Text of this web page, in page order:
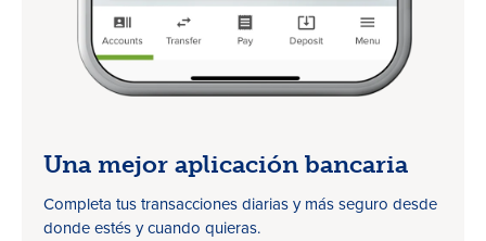
Una mejor aplicación bancaria
Completa tus transacciones diarias y más seguro desde
donde estés y cuando quieras.